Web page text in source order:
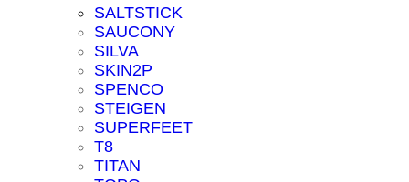
SALTSTICK
SAUCONY
SILVA
SKIN2P
SPENCO
STEIGEN
SUPERFEET
T8
TITAN